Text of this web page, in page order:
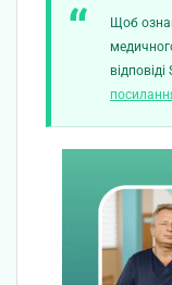
Щоб